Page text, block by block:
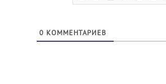
0 КОММЕНТАРИЕВ